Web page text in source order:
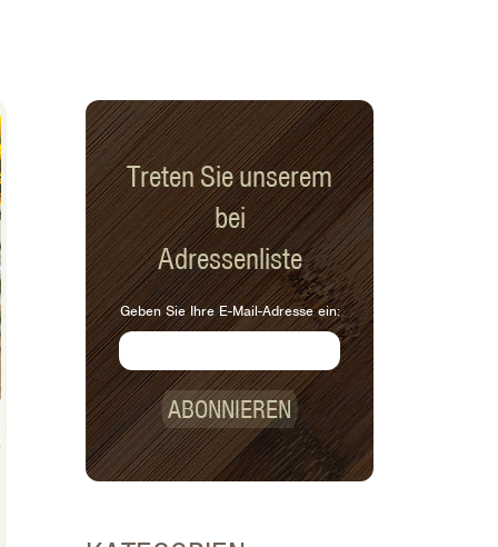
Treten Sie unserem
bei
Adressenliste
Geben Sie Ihre E-Mail-Adresse ein:
ABONNIEREN